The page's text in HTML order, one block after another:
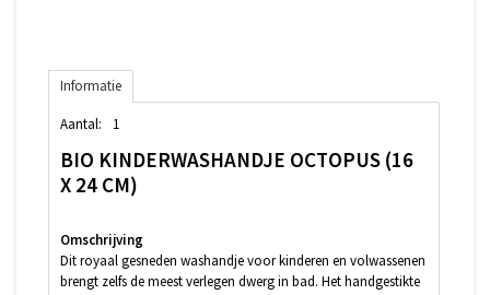
Informatie
Aantal: 1
BIO KINDERWASHANDJE OCTOPUS (16
X 24 CM)
Omschrijving
Dit royaal gesneden washandje voor kinderen en volwassenen
brengt zelfs de meest verlegen dwerg in bad. Het handgestikte